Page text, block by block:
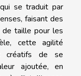
se traduit par
faisant des
taille pour les
cette agilité
créatifs de se
ajoutée, en